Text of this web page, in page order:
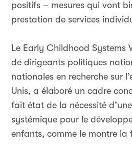
positifs – mesures qui vont
prestation de services
Le Early Childhood Systems
de dirigeants politiques
nationales en recherche sur
Unis, a élaboré un cadre
fait état de la nécessité
systémique pour le
enfants, comme le montre la